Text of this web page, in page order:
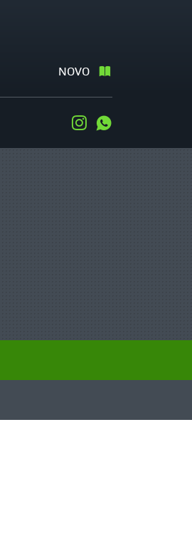
NOVO
Instagram